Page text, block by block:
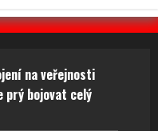
na veřejnosti
prý bojovat celý